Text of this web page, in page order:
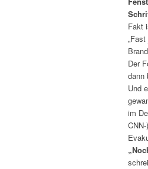
Fakt
Der
dann
Und
im